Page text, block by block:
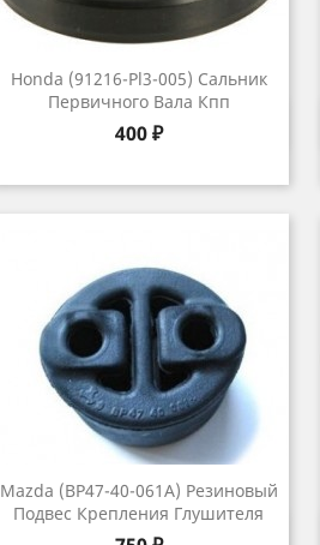
Honda (91216-Pl3-005) Сальник
Первичного Вала Кпп
Цена
400 ₽
Быстрый просмотр
Mazda (BP47-40-061A) Резиновый
Подвес Крепления Глушителя
Быстрый просмотр